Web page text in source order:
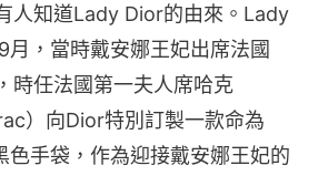
人知道Lady Dior的由來。Lady
，當時戴安娜王妃出席法國
時任法國第一夫人席哈克
）向Dior特別訂製一款命為
色手袋，作為迎接戴安娜王妃的